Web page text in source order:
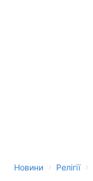
Новини › Релігії ›